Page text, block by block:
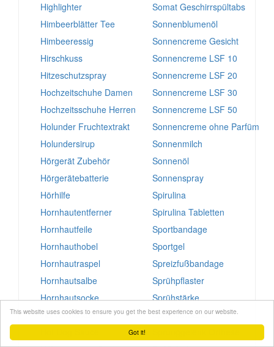
Got it!
This website uses cookies to ensure you get the best experience on our website.
Highlighter
Himbeerblätter Tee
Himbeeressig
Hirschkuss
Hitzeschutzspray
Hochzeitschuhe Damen
Hochzeitsschuhe Herren
Holunder Fruchtextrakt
Holundersirup
Hörgerät Zubehör
Hörgerätebatterie
Hörhilfe
Hornhautentferner
Hornhautfeile
Hornhauthobel
Hornhautraspel
Hornhautsalbe
Hornhautsocke
Hörverstärker
Somat Geschirrspültabs
Sonnenblumenöl
Sonnencreme Gesicht
Sonnencreme LSF 10
Sonnencreme LSF 20
Sonnencreme LSF 30
Sonnencreme LSF 50
Sonnencreme ohne Parfüm
Sonnenmilch
Sonnenöl
Sonnenspray
Spirulina
Spirulina Tabletten
Sportbandage
Sportgel
Spreizfußbandage
Sprühpflaster
Sprühstärke
Sprühverband